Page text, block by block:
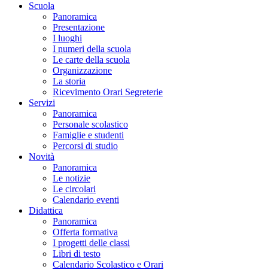
Scuola
Panoramica
Presentazione
I luoghi
I numeri della scuola
Le carte della scuola
Organizzazione
La storia
Ricevimento Orari Segreterie
Servizi
Panoramica
Personale scolastico
Famiglie e studenti
Percorsi di studio
Novità
Panoramica
Le notizie
Le circolari
Calendario eventi
Didattica
Panoramica
Offerta formativa
I progetti delle classi
Libri di testo
Calendario Scolastico e Orari